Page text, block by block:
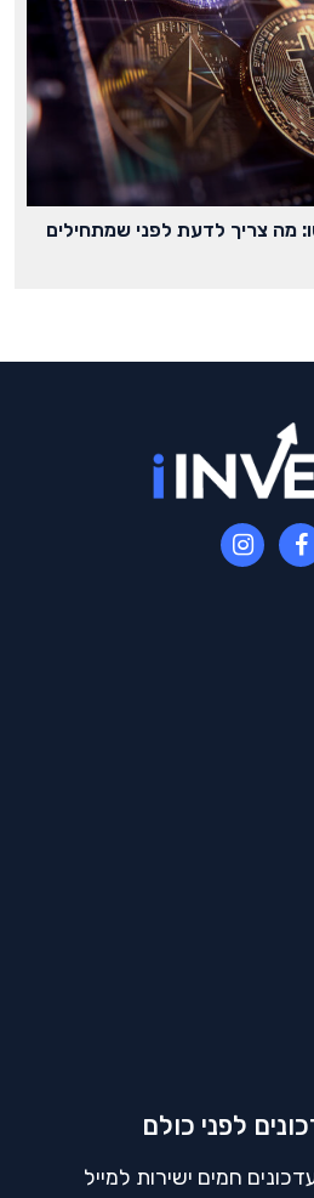
מה צריך לדעת לפני שמתחילים
לפני כולם
חמים ישירות למייל